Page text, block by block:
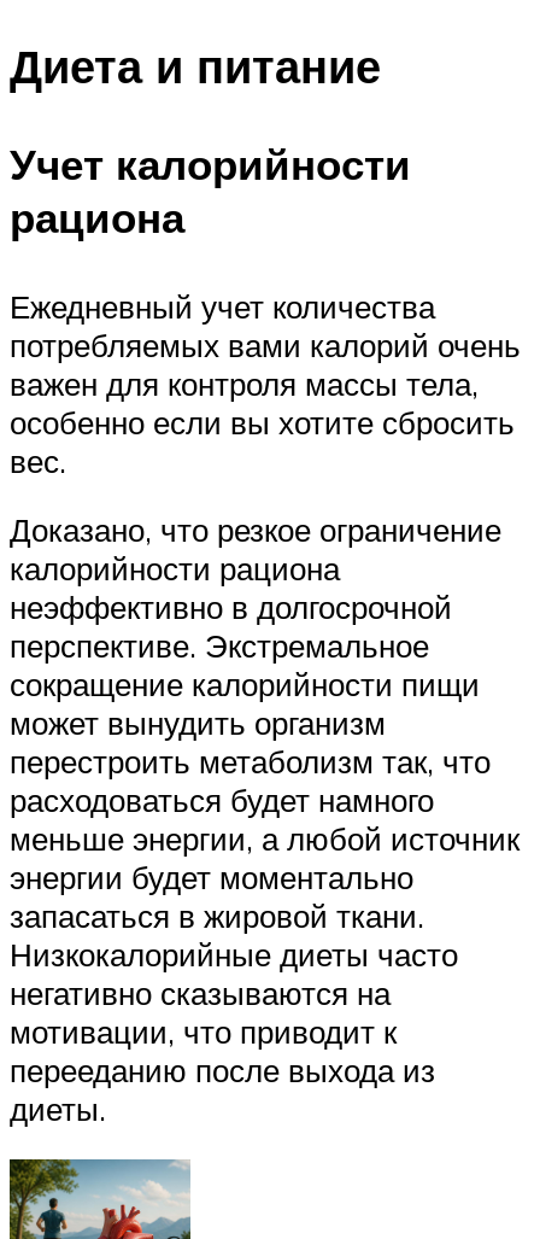
Диета и питание
Учет калорийности
рациона
Ежедневный учет количества
потребляемых вами калорий очень
важен для контроля массы тела,
особенно если вы хотите сбросить
вес.
Доказано, что резкое ограничение
калорийности рациона
неэффективно в долгосрочной
перспективе. Экстремальное
сокращение калорийности пищи
может вынудить организм
перестроить метаболизм так, что
расходоваться будет намного
меньше энергии, а любой источник
энергии будет моментально
запасаться в жировой ткани.
Низкокалорийные диеты часто
негативно сказываются на
мотивации, что приводит к
перееданию после выхода из
диеты.